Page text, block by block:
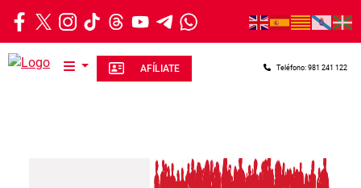
Ir o contido principal
AFÍLIATE Teléfono: 981 241 122